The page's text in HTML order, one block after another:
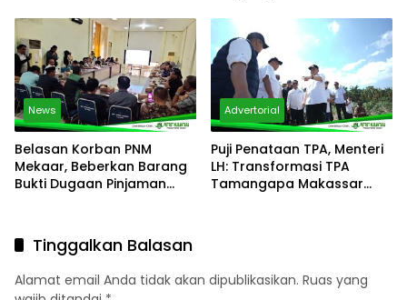
Palangga
News
Belasan Korban PNM
Mekaar, Beberkan Barang
Bukti Dugaan Pinjaman
Advertorial
Puji Penataan TPA, Menteri
LH: Transformasi TPA
Tamangapa Makassar
Tinggalkan Balasan
Alamat email Anda tidak akan dipublikasikan. Ruas yang